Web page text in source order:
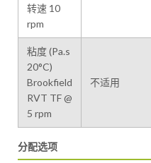
转速 10
rpm
粘度 (Pa.s
20°C)
Brookfield
RVT TF @
5 rpm
不适用
分配选项